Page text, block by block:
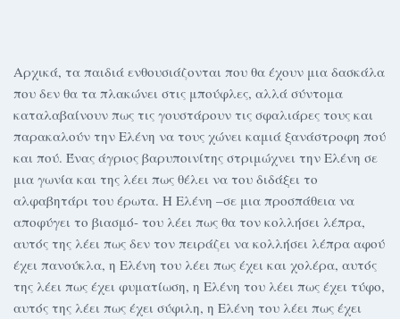
Αρχικά, τα παιδιά ενθουσιάζονται που θα έχουν μια δασκάλα
που δεν θα τα πλακώνει στις μπούφλες, αλλά σύντομα
καταλαβαίνουν πως τις γουστάρουν τις σφαλιάρες τους και
παρακαλούν την Ελένη να τους χώνει καμιά ξανάστροφη πού
και πού. Ένας άγριος βαρυποινίτης στριμώχνει την Ελένη σε
μια γωνία και της λέει πως θέλει να του διδάξει το
αλφαβητάρι του έρωτα. Η Ελένη –σε μια προσπάθεια να
αποφύγει το βιασμό- του λέει πως θα τον κολλήσει λέπρα,
αυτός της λέει πως δεν τον πειράζει να κολλήσει λέπρα αφού
έχει πανούκλα, η Ελένη του λέει πως έχει και χολέρα, αυτός
της λέει πως έχει φυματίωση, η Ελένη του λέει πως έχει τύφο,
αυτός της λέει πως έχει σύφιλη, η Ελένη του λέει πως έχει